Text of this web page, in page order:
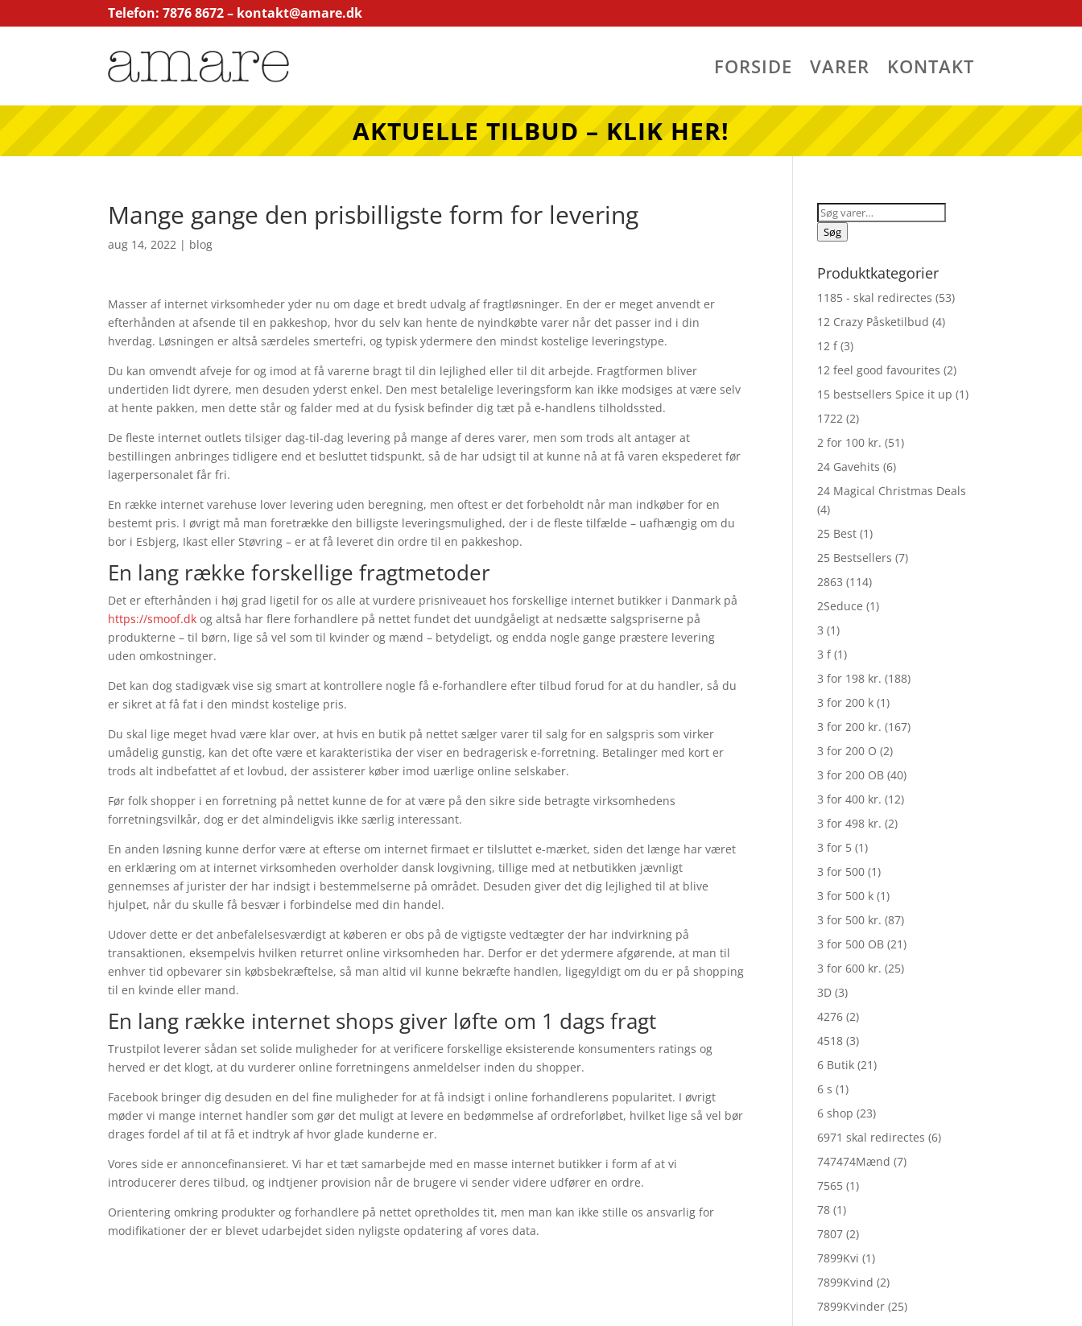
Telefon: 7876 8672 – kontakt@amare.dk
FORSIDE VARER KONTAKT
AKTUELLE TILBUD – KLIK HER!
Mange gange den prisbilligste form for levering
aug 14, 2022 | blog
Masser af internet virksomheder yder nu om dage et bredt udvalg af fragtløsninger. En der er meget anvendt er
efterhånden at afsende til en pakkeshop, hvor du selv kan hente de nyindkøbte varer når det passer ind i din
hverdag. Løsningen er altså særdeles smertefri, og typisk ydermere den mindst kostelige leveringstype.
Du kan omvendt afveje for og imod at få varerne bragt til din lejlighed eller til dit arbejde. Fragtformen bliver
undertiden lidt dyrere, men desuden yderst enkel. Den mest betalelige leveringsform kan ikke modsiges at være selv
at hente pakken, men dette står og falder med at du fysisk befinder dig tæt på e-handlens tilholdssted.
De fleste internet outlets tilsiger dag-til-dag levering på mange af deres varer, men som trods alt antager at
bestillingen anbringes tidligere end et besluttet tidspunkt, så de har udsigt til at kunne nå at få varen ekspederet før
lagerpersonalet får fri.
En række internet varehuse lover levering uden beregning, men oftest er det forbeholdt når man indkøber for en
bestemt pris. I øvrigt må man foretrække den billigste leveringsmulighed, der i de fleste tilfælde – uafhængig om du
bor i Esbjerg, Ikast eller Støvring – er at få leveret din ordre til en pakkeshop.
En lang række forskellige fragtmetoder
Det er efterhånden i høj grad ligetil for os alle at vurdere prisniveauet hos forskellige internet butikker i Danmark på
https://smoof.dk og altså har flere forhandlere på nettet fundet det uundgåeligt at nedsætte salgspriserne på
produkterne – til børn, lige så vel som til kvinder og mænd – betydeligt, og endda nogle gange præstere levering
uden omkostninger.
Det kan dog stadigvæk vise sig smart at kontrollere nogle få e-forhandlere efter tilbud forud for at du handler, så du
er sikret at få fat i den mindst kostelige pris.
Du skal lige meget hvad være klar over, at hvis en butik på nettet sælger varer til salg for en salgspris som virker
umådelig gunstig, kan det ofte være et karakteristika der viser en bedragerisk e-forretning. Betalinger med kort er
trods alt indbefattet af et lovbud, der assisterer køber imod uærlige online selskaber.
Før folk shopper i en forretning på nettet kunne de for at være på den sikre side betragte virksomhedens
forretningsvilkår, dog er det almindeligvis ikke særlig interessant.
En anden løsning kunne derfor være at efterse om internet firmaet er tilsluttet e-mærket, siden det længe har været
en erklæring om at internet virksomheden overholder dansk lovgivning, tillige med at netbutikken jævnligt
gennemses af jurister der har indsigt i bestemmelserne på området. Desuden giver det dig lejlighed til at blive
hjulpet, når du skulle få besvær i forbindelse med din handel.
Udover dette er det anbefalelsesværdigt at køberen er obs på de vigtigste vedtægter der har indvirkning på
transaktionen, eksempelvis hvilken returret online virksomheden har. Derfor er det ydermere afgørende, at man til
enhver tid opbevarer sin købsbekræftelse, så man altid vil kunne bekræfte handlen, ligegyldigt om du er på shopping
til en kvinde eller mand.
En lang række internet shops giver løfte om 1 dags fragt
Trustpilot leverer sådan set solide muligheder for at verificere forskellige eksisterende konsumenters ratings og
herved er det klogt, at du vurderer online forretningens anmeldelser inden du shopper.
Facebook bringer dig desuden en del fine muligheder for at få indsigt i online forhandlerens popularitet. I øvrigt
møder vi mange internet handler som gør det muligt at levere en bedømmelse af ordreforløbet, hvilket lige så vel bør
drages fordel af til at få et indtryk af hvor glade kunderne er.
Vores side er annoncefinansieret. Vi har et tæt samarbejde med en masse internet butikker i form af at vi
introducerer deres tilbud, og indtjener provision når de brugere vi sender videre udfører en ordre.
Orientering omkring produkter og forhandlere på nettet opretholdes tit, men man kan ikke stille os ansvarlig for
modifikationer der er blevet udarbejdet siden nyligste opdatering af vores data.
Søg
efter:
Søg
Produktkategorier
1185 - skal redirectes (53)
12 Crazy Påsketilbud (4)
12 f (3)
12 feel good favourites (2)
15 bestsellers Spice it up (1)
1722 (2)
2 for 100 kr. (51)
24 Gavehits (6)
24 Magical Christmas Deals
(4)
25 Best (1)
25 Bestsellers (7)
2863 (114)
2Seduce (1)
3 (1)
3 f (1)
3 for 198 kr. (188)
3 for 200 k (1)
3 for 200 kr. (167)
3 for 200 O (2)
3 for 200 OB (40)
3 for 400 kr. (12)
3 for 498 kr. (2)
3 for 5 (1)
3 for 500 (1)
3 for 500 k (1)
3 for 500 kr. (87)
3 for 500 OB (21)
3 for 600 kr. (25)
3D (3)
4276 (2)
4518 (3)
6 Butik (21)
6 s (1)
6 shop (23)
6971 skal redirectes (6)
747474Mænd (7)
7565 (1)
78 (1)
7807 (2)
7899Kvi (1)
7899Kvind (2)
7899Kvinder (25)